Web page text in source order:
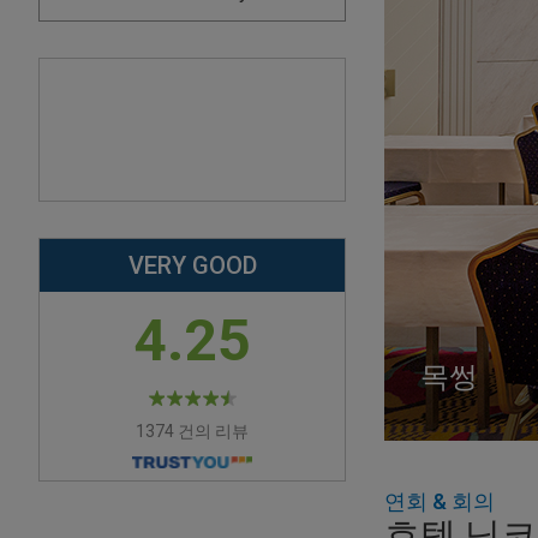
VERY GOOD
4.25
1374 건의 리뷰
목썽
스바루
유바에
연회 & 회의